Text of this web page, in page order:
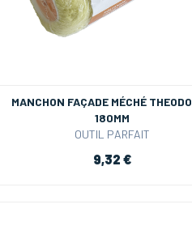
MANCHON FAÇADE MÉCHÉ
180MM
OUTIL PARFAIT
9,32 €